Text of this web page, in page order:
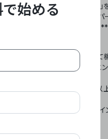
ートメーションSaaS「Yoom」
ーコードで組み合わせたハイパ
るサービスを提供しています。**
SaaS連携データベースとして
報作成などの業務を自動化。非
社超、直近成長率300%以
を1プラットフォームで完結。
始める